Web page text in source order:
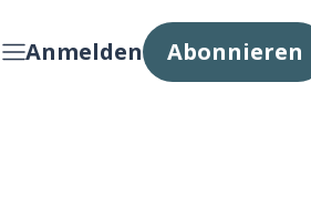
Anmelden Abonnieren